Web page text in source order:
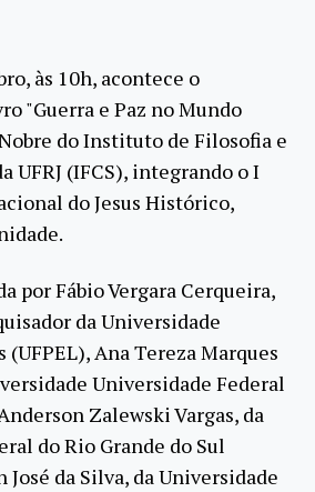
às 10h, acontece o
"Guerra e Paz no Mundo
do Instituto de Filosofia e
UFRJ (IFCS), integrando o I
do Jesus Histórico,
por Fábio Vergara Cerqueira,
da Universidade
(UFPEL), Ana Tereza Marques
Universidade Federal
Zalewski Vargas, da
do Rio Grande do Sul
José da Silva, da Universidade